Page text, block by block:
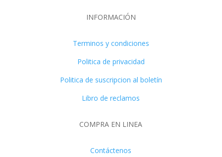
INFORMACIÓN
Terminos y condiciones
Politica de privacidad
Politica de suscripcion al boletín
Libro de reclamos
COMPRA EN LINEA
Contáctenos